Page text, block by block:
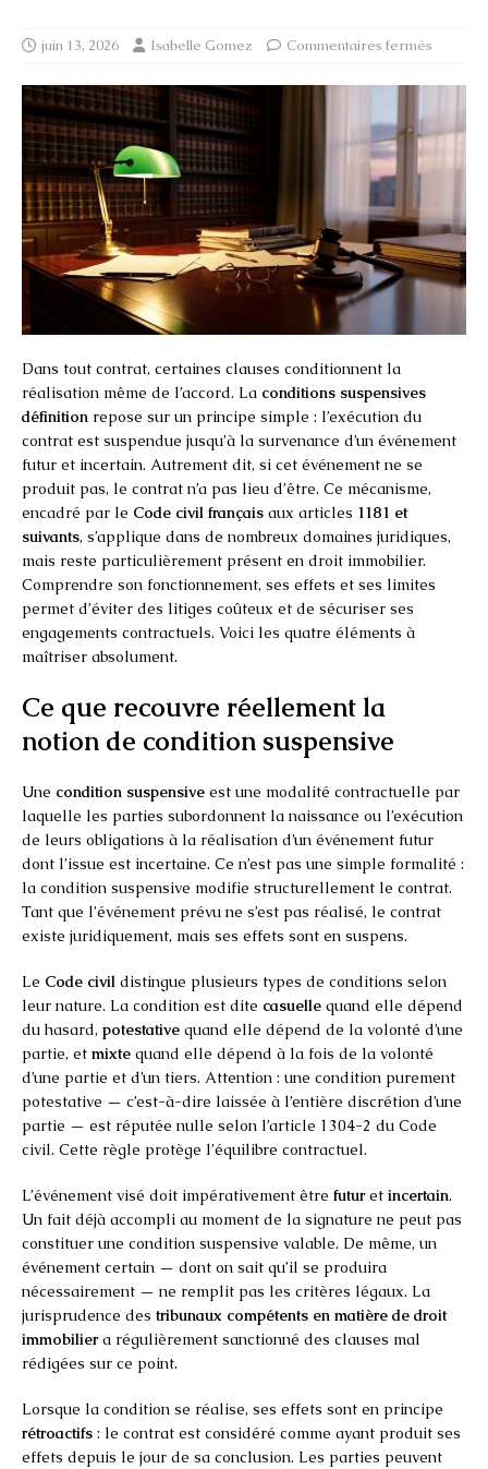
juin 13, 2026 Isabelle Gomez Commentaires fermés
Dans tout contrat, certaines clauses conditionnent la
réalisation même de l’accord. La conditions suspensives
définition repose sur un principe simple : l’exécution du
contrat est suspendue jusqu’à la survenance d’un événement
futur et incertain. Autrement dit, si cet événement ne se
produit pas, le contrat n’a pas lieu d’être. Ce mécanisme,
encadré par le Code civil français aux articles 1181 et
suivants, s’applique dans de nombreux domaines juridiques,
mais reste particulièrement présent en droit immobilier.
Comprendre son fonctionnement, ses effets et ses limites
permet d’éviter des litiges coûteux et de sécuriser ses
engagements contractuels. Voici les quatre éléments à
maîtriser absolument.
Ce que recouvre réellement la
notion de condition suspensive
Une condition suspensive est une modalité contractuelle par
laquelle les parties subordonnent la naissance ou l’exécution
de leurs obligations à la réalisation d’un événement futur
dont l’issue est incertaine. Ce n’est pas une simple formalité :
la condition suspensive modifie structurellement le contrat.
Tant que l’événement prévu ne s’est pas réalisé, le contrat
existe juridiquement, mais ses effets sont en suspens.
Le Code civil distingue plusieurs types de conditions selon
leur nature. La condition est dite casuelle quand elle dépend
du hasard, potestative quand elle dépend de la volonté d’une
partie, et mixte quand elle dépend à la fois de la volonté
d’une partie et d’un tiers. Attention : une condition purement
potestative — c’est-à-dire laissée à l’entière discrétion d’une
partie — est réputée nulle selon l’article 1304-2 du Code
civil. Cette règle protège l’équilibre contractuel.
L’événement visé doit impérativement être futuret incertain.
Un fait déjà accompli au moment de la signature ne peut pas
constituer une condition suspensive valable. De même, un
événement certain — dont on sait qu’il se produira
nécessairement — ne remplit pas les critères légaux. La
jurisprudence des tribunaux compétents en matière de droit
immobiliera régulièrement sanctionné des clauses mal
rédigées sur ce point.
Lorsque la condition se réalise, ses effets sont en principe
rétroactifs : le contrat est considéré comme ayant produit ses
effets depuis le jour de sa conclusion. Les parties peuvent